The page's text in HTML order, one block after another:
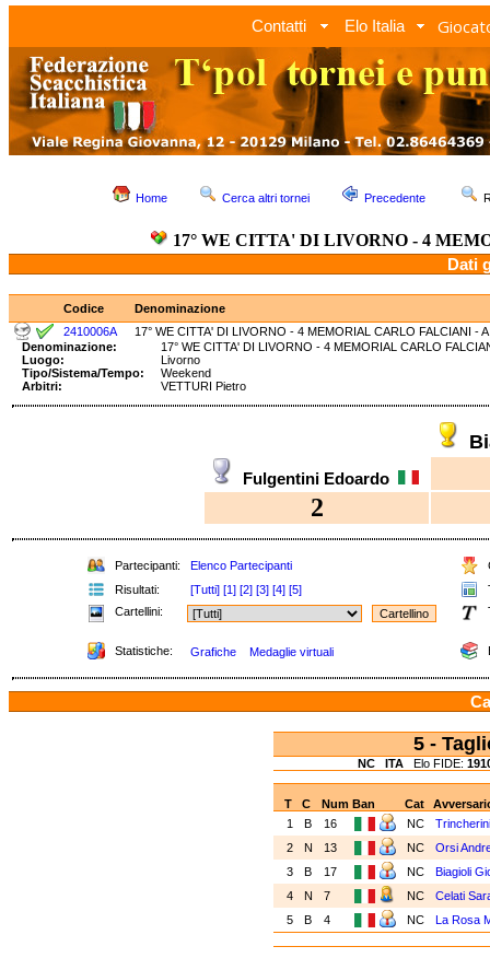
Contatti Elo Italia
Home Cerca altri tornei Precedente
17° WE CITTA' DI LIVORNO - 4
Dati
Codice
Denominazione
2410006A
17° WE CITTA' DI LIVORNO - 4 MEMORIAL CARLO FALCIANI - A
Denominazione:
17° WE CITTA' DI LIVORNO - 4 MEMORIAL CARLO
Luogo:
Livorno
Tipo/Sistema/Tempo:
Weekend
Arbitri:
VETTURI Pietro
Fulgentini Edoardo
2
Partecipanti: Elenco Partecipanti
Risultati:
[Tutti] [1] [2] [3] [4] [5]
Cartellini:
Statistiche: Grafiche Medaglie virtuali
5 -
NC ITA Elo FIDE:
T C Num Ban Cat
1
B 16 NC
2
N 13 NC
Orsi
3
B 17 NC
Biagioli
4
N 7 NC
Celati
5
B 4 NC La Rosa